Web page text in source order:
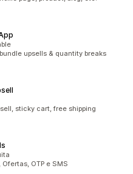
upsells & quantity breaks
sticky cart, free shipping
OTP e SMS